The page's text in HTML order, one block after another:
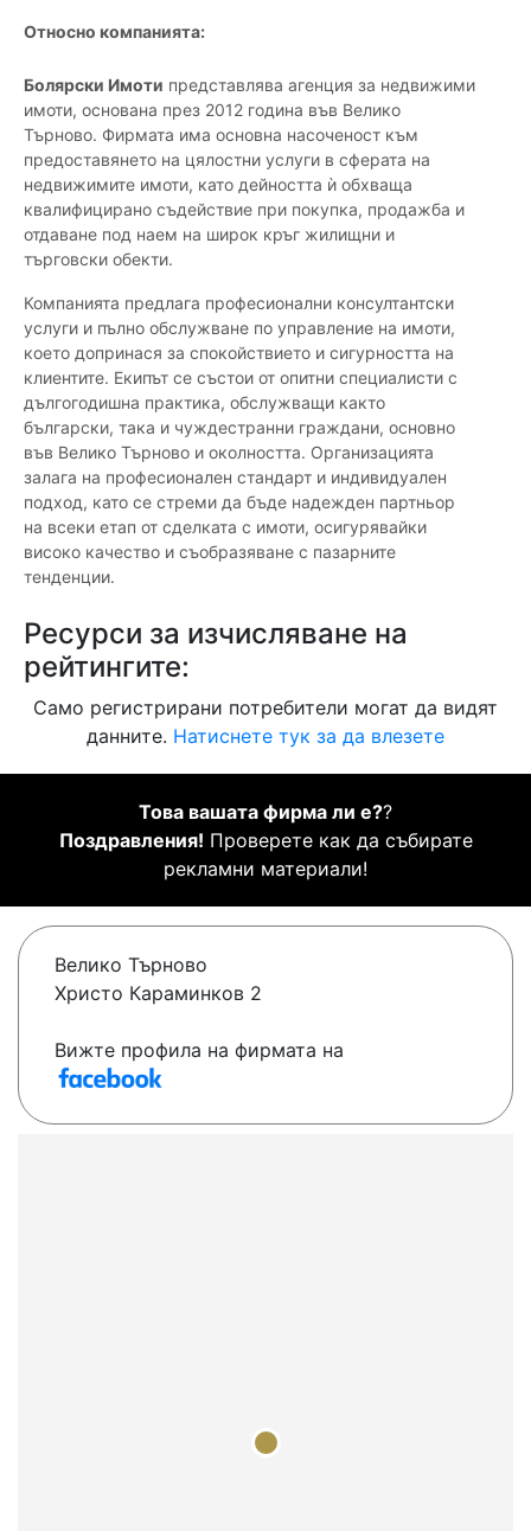
Относно компанията:
Болярски Имоти представлява агенция за недвижими
имоти, основана през 2012 година във Велико
Търново. Фирмата има основна насоченост към
предоставянето на цялостни услуги в сферата на
недвижимите имоти, като дейността ѝ обхваща
квалифицирано съдействие при покупка, продажба и
отдаване под наем на широк кръг жилищни и
търговски обекти.
Компанията предлага професионални консултантски
услуги и пълно обслужване по управление на имоти,
което допринася за спокойствието и сигурността на
клиентите. Екипът се състои от опитни специалисти с
дългогодишна практика, обслужващи както
български, така и чуждестранни граждани, основно
във Велико Търново и околността. Организацията
залага на професионален стандарт и индивидуален
подход, като се стреми да бъде надежден партньор
на всеки етап от сделката с имоти, осигурявайки
високо качество и съобразяване с пазарните
тенденции.
Ресурси за изчисляване на
рейтингите:
Само регистрирани потребители могат да видят
данните. Натиснете тук за да влезете
Това вашата фирма ли е??
Поздравления! Проверете как да събирате
рекламни материали!
Велико Търново
Христо Караминков 2
Вижте профила на фирмата на